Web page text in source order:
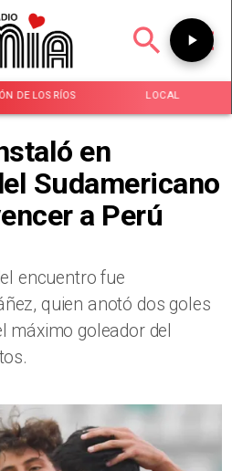
DE LOS RÍOS LOCAL
en
Sudamericano
a Perú
encuentro fue
quien anotó dos goles
máximo goleador del